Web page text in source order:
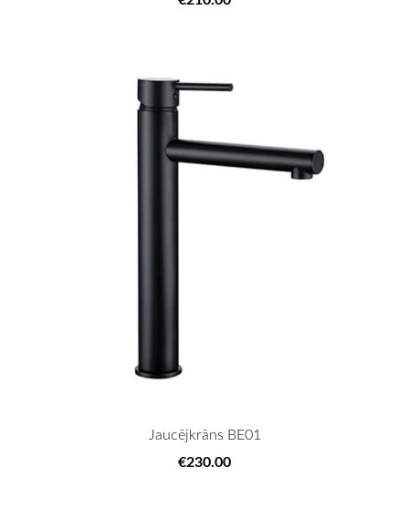
Jaucējkrāns BE01
€230.00